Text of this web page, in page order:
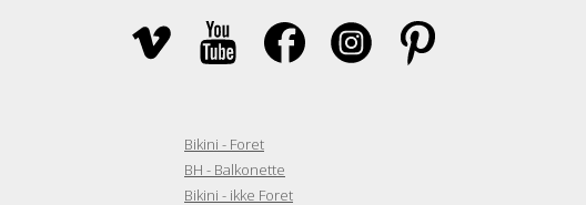
Bikini - Foret
BH - Balkonette
Bikini - ikke Foret